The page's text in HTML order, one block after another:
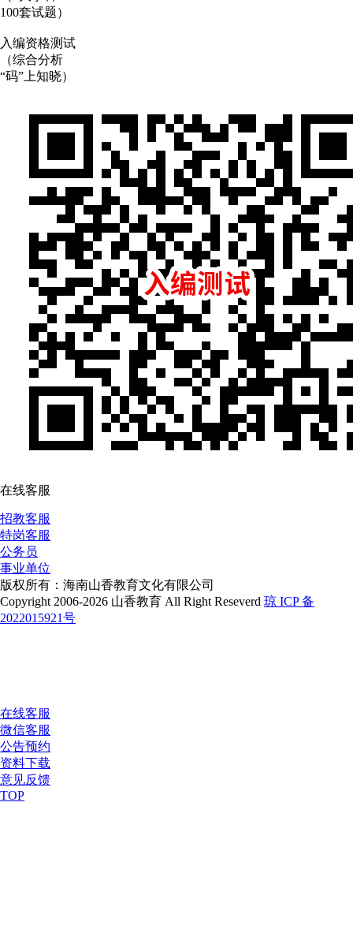
100套试题）
入编资格测试
（综合分析
“码”上知晓）
在线客服
招教客服
特岗客服
公务员
事业单位
版权所有：海南山香教育文化有限公司
Copyright 2006-2026 山香教育 All Right Reseverd 琼 ICP 备
2022015921号
在线客服
微信客服
公告预约
资料下载
意见反馈
TOP